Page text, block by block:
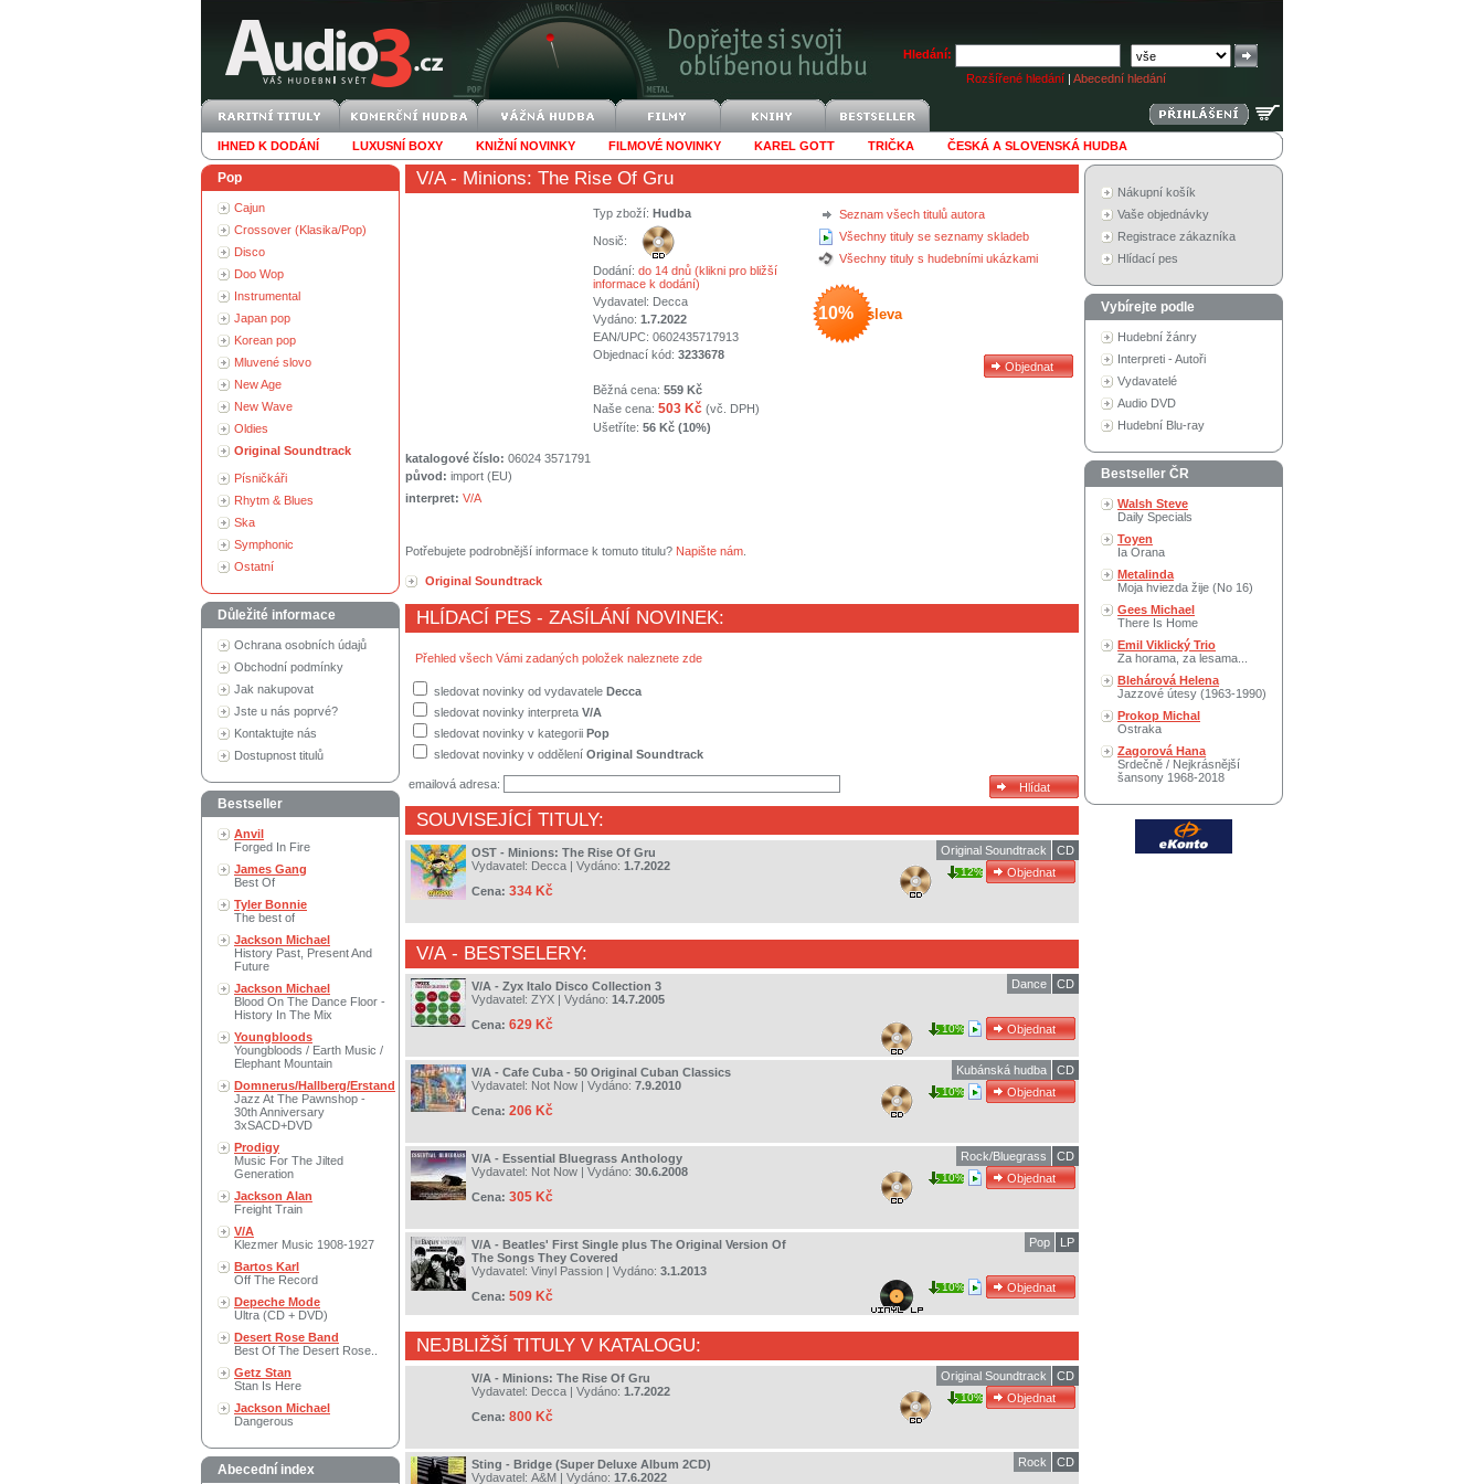
Hledání:
Rozšířené hledání | Abecední hledání
IHNED K DODÁNÍ LUXUSNÍ BOXY KNIŽNÍ NOVINKY FILMOVÉ NOVINKY KAREL GOTT TRIČKA ČESKÁ A SLOVENSKÁ HUDBA
Pop
Cajun
Crossover (Klasika/Pop)
Disco
Doo Wop
Instrumental
Japan pop
Korean pop
Mluvené slovo
New Age
New Wave
Oldies
Original Soundtrack
Písničkáři
Rhytm & Blues
Ska
Symphonic
Ostatní
Důležité informace
Ochrana osobních údajů
Obchodní podmínky
Jak nakupovat
Jste u nás poprvé?
Kontaktujte nás
Dostupnost titulů
Bestseller
Anvil
Forged In Fire
James Gang
Best Of
Tyler Bonnie
The best of
Jackson Michael
History Past, Present And
Future
Jackson Michael
Blood On The Dance Floor -
History In The Mix
Youngbloods
Youngbloods / Earth Music /
Elephant Mountain
Domnerus/Hallberg/Erstand
Jazz At The Pawnshop -
30th Anniversary
3xSACD+DVD
Prodigy
Music For The Jilted
Generation
Jackson Alan
Freight Train
V/A
Klezmer Music 1908-1927
Bartos Karl
Off The Record
Depeche Mode
Ultra (CD + DVD)
Desert Rose Band
Best Of The Desert Rose..
Getz Stan
Stan Is Here
Jackson Michael
Dangerous
Abecední index
V/A- Minions: The Rise Of Gru
Seznam všech titulů autora
Všechny tituly se seznamy skladeb
Všechny tituly s hudebními ukázkami
10% sleva
Typ zboží: Hudba
Nosič:
Dodání: do 14 dnů (klikni pro bližší
informace k dodání)
Vydavatel: Decca
Vydáno: 1.7.2022
EAN/UPC: 0602435717913
Objednací kód: 3233678
Běžná cena: 559 Kč
Naše cena: 503 Kč (vč. DPH)
Ušetříte: 56 Kč (10%)
katalogové číslo: 06024 3571791
původ: import (EU)
interpret: V/A
Potřebujete podrobnější informace k tomuto titulu? Napište nám
Original Soundtrack
HLÍDACÍ PES - ZASÍLÁNÍ NOVINEK:
Přehled všech Vámi zadaných položek naleznete zde
sledovat novinky od vydavatele Decca
sledovat novinky interpreta V/A
sledovat novinky v kategorii Pop
sledovat novinky v oddělení Original Soundtrack
emailová adresa:
SOUVISEJÍCÍ TITULY:
OST - Minions: The Rise Of Gru
Vydavatel: Decca | Vydáno: 1.7.2022
Cena: 334 Kč
CD
Original Soundtrack
12%
V/A- BESTSELERY:
V/A - Zyx Italo Disco Collection 3
Vydavatel: ZYX | Vydáno: 14.7.2005
Cena: 629 Kč
CD
Dance
10%
V/A - Cafe Cuba - 50 Original Cuban Classics
Vydavatel: Not Now | Vydáno: 7.9.2010
Cena: 206 Kč
CD
Kubánská hudba
10%
V/A - Essential Bluegrass Anthology
Vydavatel: Not Now | Vydáno: 30.6.2008
Cena: 305 Kč
CD
Rock/Bluegrass
10%
V/A - Beatles' First Single plus The Original Version Of
The Songs They Covered
Vydavatel: Vinyl Passion | Vydáno: 3.1.2013
Cena: 509 Kč
LP
Pop
10%
NEJBLIŽŠÍ TITULY V KATALOGU:
V/A - Minions: The Rise Of Gru
Vydavatel: Decca | Vydáno: 1.7.2022
Cena: 800 Kč
CD
Original Soundtrack
10%
Sting - Bridge (Super Deluxe Album 2CD)
Vydavatel: A&M | Vydáno: 17.6.2022
CD
Rock
Nákupní košík
Vaše objednávky
Registrace zákazníka
Hlídací pes
Vybírejte podle
Hudební žánry
Interpreti - Autoři
Vydavatelé
Audio DVD
Hudební Blu-ray
Bestseller ČR
Walsh Steve
Daily Specials
Toyen
Ia Orana
Metalinda
Moja hviezda žije (No 16)
Gees Michael
There Is Home
Emil Viklický Trio
Za horama, za lesama...
Blehárová Helena
Jazzové útesy (1963-1990)
Prokop Michal
Ostraka
Zagorová Hana
Srdečně / Nejkrásnější
šansony 1968-2018